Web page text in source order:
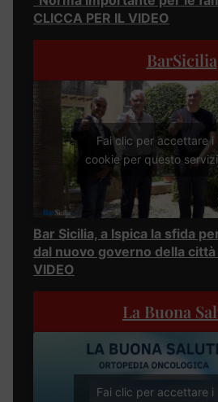
CLICCA PER IL VIDEO
BarSicilia
Fai clic per accettare i
cookie per questo
Bar Sicilia, a Ispica la sfida
dal nuovo governo della città
VIDEO
La Buona
Fai clic per accettare i